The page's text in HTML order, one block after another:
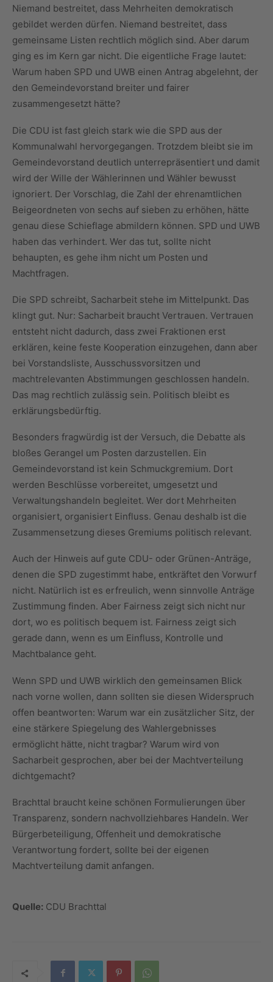
Niemand bestreitet, dass Mehrheiten demokratisch
gebildet werden dürfen. Niemand bestreitet, dass
gemeinsame Listen rechtlich möglich sind. Aber darum
ging es im Kern gar nicht. Die eigentliche Frage lautet:
Warum haben SPD und UWB einen Antrag abgelehnt, der
den Gemeindevorstand breiter und fairer
zusammengesetzt hätte?
Die CDU ist fast gleich stark wie die SPD aus der
Kommunalwahl hervorgegangen. Trotzdem bleibt sie im
Gemeindevorstand deutlich unterrepräsentiert und damit
wird der Wille der Wählerinnen und Wähler bewusst
ignoriert. Der Vorschlag, die Zahl der ehrenamtlichen
Beigeordneten von sechs auf sieben zu erhöhen, hätte
genau diese Schieflage abmildern können. SPD und UWB
haben das verhindert. Wer das tut, sollte nicht
behaupten, es gehe ihm nicht um Posten und
Machtfragen.
Die SPD schreibt, Sacharbeit stehe im Mittelpunkt. Das
klingt gut. Nur: Sacharbeit braucht Vertrauen. Vertrauen
entsteht nicht dadurch, dass zwei Fraktionen erst
erklären, keine feste Kooperation einzugehen, dann aber
bei Vorstandsliste, Ausschussvorsitzen und
machtrelevanten Abstimmungen geschlossen handeln.
Das mag rechtlich zulässig sein. Politisch bleibt es
erklärungsbedürftig.
Besonders fragwürdig ist der Versuch, die Debatte als
bloßes Gerangel um Posten darzustellen. Ein
Gemeindevorstand ist kein Schmuckgremium. Dort
werden Beschlüsse vorbereitet, umgesetzt und
Verwaltungshandeln begleitet. Wer dort Mehrheiten
organisiert, organisiert Einfluss. Genau deshalb ist die
Zusammensetzung dieses Gremiums politisch relevant.
Auch der Hinweis auf gute CDU- oder Grünen-Anträge,
denen die SPD zugestimmt habe, entkräftet den Vorwurf
nicht. Natürlich ist es erfreulich, wenn sinnvolle Anträge
Zustimmung finden. Aber Fairness zeigt sich nicht nur
dort, wo es politisch bequem ist. Fairness zeigt sich
gerade dann, wenn es um Einfluss, Kontrolle und
Machtbalance geht.
Wenn SPD und UWB wirklich den gemeinsamen Blick
nach vorne wollen, dann sollten sie diesen Widerspruch
offen beantworten: Warum war ein zusätzlicher Sitz, der
eine stärkere Spiegelung des Wahlergebnisses
ermöglicht hätte, nicht tragbar? Warum wird von
Sacharbeit gesprochen, aber bei der Machtverteilung
dichtgemacht?
Brachttal braucht keine schönen Formulierungen über
Transparenz, sondern nachvollziehbares Handeln. Wer
Bürgerbeteiligung, Offenheit und demokratische
Verantwortung fordert, sollte bei der eigenen
Machtverteilung damit anfangen.
Quelle: CDU Brachttal